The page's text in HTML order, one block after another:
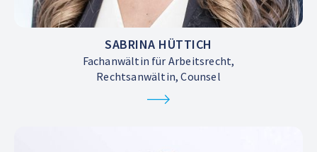
SABRINA HÜTTICH
Fachanwältin für Arbeitsrecht,
Rechtsanwältin, Counsel